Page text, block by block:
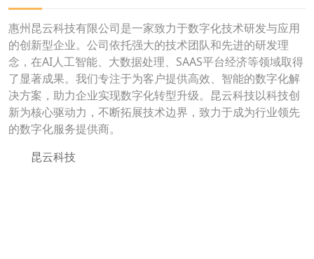
惠州昆云科技有限公司是一家致力于数字化技术研发与应用
的创新型企业。公司依托强大的技术团队和先进的研发理
念，在AI人工智能、大数据处理、SAAS平台经济等领域取得
了显著成果。我们专注于为客户提供高效、智能的数字化解
决方案，助力企业实现数字化转型升级。昆云科技以科技创
新为核心驱动力，不断拓展技术边界，致力于成为行业领先
的数字化服务提供商。
昆云科技